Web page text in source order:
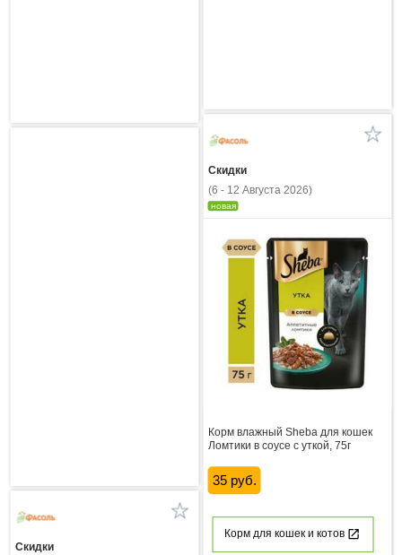
Скидки
(6 - 12 Августа 2026)
новая
Корм влажный Sheba для кошек
Ломтики в соусе с уткой, 75г
35 руб.
Корм для кошек и котов
Скидки